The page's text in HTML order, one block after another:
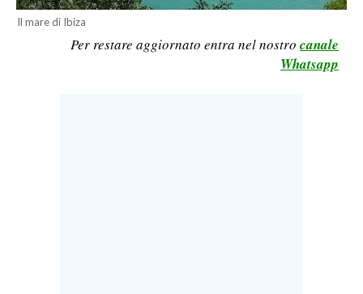
LAVORO
Il mare di Ibiza
Per restare aggiornato entra nel nostro canale
Whatsapp